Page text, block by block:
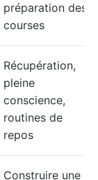
préparation des
courses
Récupération,
pleine
conscience,
routines de
repos
Construire une